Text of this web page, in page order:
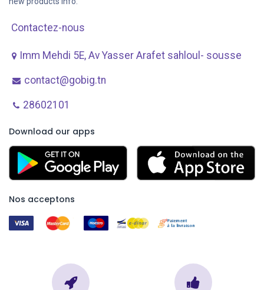
Contactez-nous
Imm Mehdi 5E, Av ​Yasser Arafet sahloul- sousse
contact@gobig.tn
28602101
Download our apps
Nos acceptons